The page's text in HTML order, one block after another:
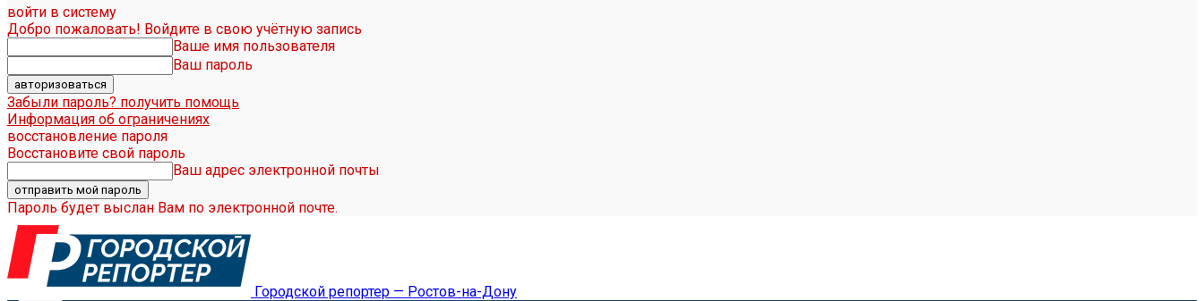
войти в систему
Добро пожаловать! Войдите в свою учётную запись
Ваше имя пользователя
Ваш пароль
Забыли пароль? получить помощь
Информация об ограничениях
восстановление пароля
Восстановите свой пароль
Ваш адрес электронной почты
Пароль будет выслан Вам по электронной почте.
Городской репортер — Ростов-на-Дону